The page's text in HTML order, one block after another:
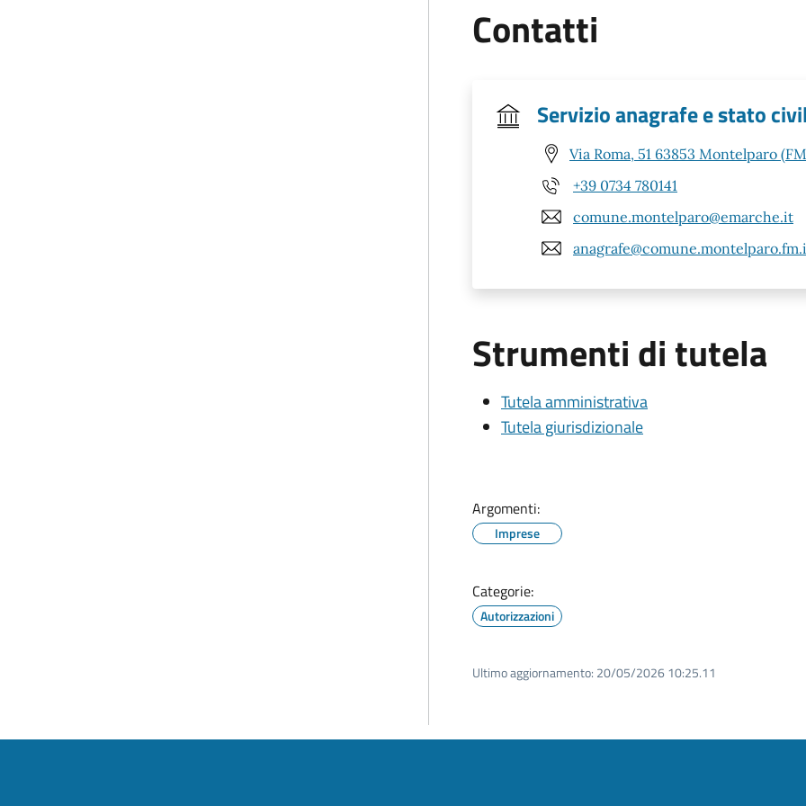
Contatti
Servizio anagrafe e stato
Via Roma, 51 63853 Montelparo
+39 0734 780141
comune.montelparo@emarche.it
Strumenti di tutela
Tutela amministrativa
Tutela giurisdizionale
Argomenti:
Imprese
Categorie:
Autorizzazioni
Ultimo aggiornamento: 20/05/2026 10:25.11